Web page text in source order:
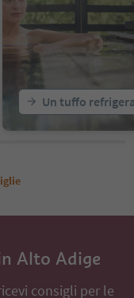
Un tuffo
Alto Adige
consigli per le